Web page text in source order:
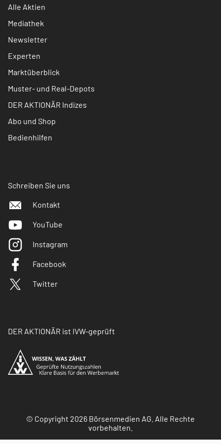
Alle Aktien
Mediathek
Newsletter
Experten
Marktüberblick
Muster- und Real-Depots
DER AKTIONÄR Indizes
Abo und Shop
Bedienhilfen
Schreiben Sie uns
Kontakt
YouTube
Instagram
Facebook
Twitter
DER AKTIONÄR ist IVW-geprüft
© Copyright 2026 Börsenmedien AG. Alle Rechte
vorbehalten.